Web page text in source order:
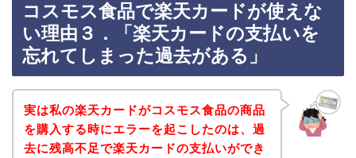
コスモス食品で楽天カードが使えな
い理由３．「楽天カードの支払いを
忘れてしまった過去がある」
実は私の楽天カードがコスモス食品の商品
を購入する時にエラーを起こしたのは、過
去に残高不足で楽天カードの支払いができ